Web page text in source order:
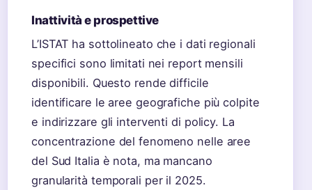
Inattività e prospettive
L’ISTAT ha sottolineato che i dati regionali
specifici sono limitati nei report mensili
disponibili. Questo rende difficile
identificare le aree geografiche più colpite
e indirizzare gli interventi di policy. La
concentrazione del fenomeno nelle aree
del Sud Italia è nota, ma mancano
granularità temporali per il 2025.